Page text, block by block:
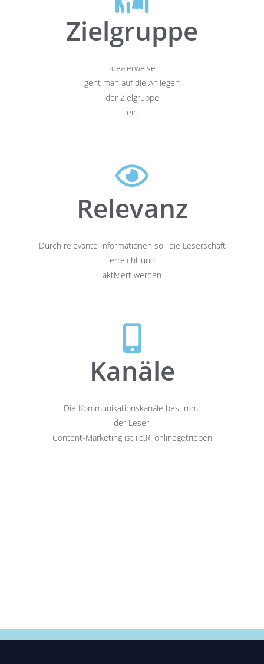
Zielgruppe
Idealerweise
geht man auf die Anliegen
der Zielgruppe
ein
Relevanz
Durch relevante Informationen soll die Leserschaft
erreicht und
aktiviert werden
Kanäle
Die Kommunikationskanäle bestimmt
der Leser.
Content-Marketing ist i.d.R. onlinegetrieben